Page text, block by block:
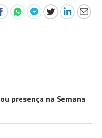
presença na Semana